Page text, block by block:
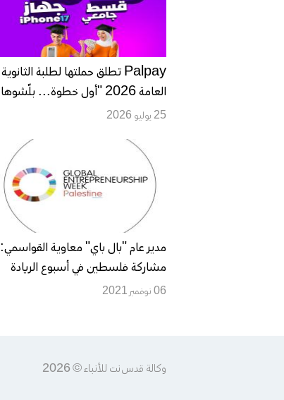
Palpay تطلق حملتها لطلبة الثانوية
العامة 2026 "أول خطوة... بلّشوها
ديجيتال"
25 يوليو 2026
مدير عام "بال باي" معاوية القواسمي:
مشاركة فلسطين في أسبوع الريادة
06 نوفمبر 2021
وكالة قدس نت للأنباء © 2026